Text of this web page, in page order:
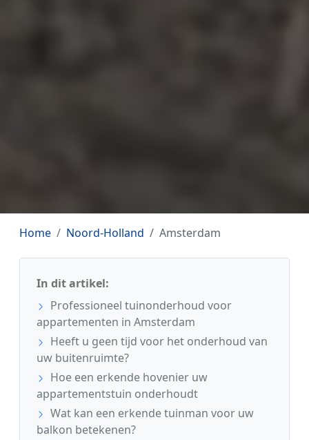
Home Noord-Holland Amsterdam
In dit artikel:
Professioneel tuinonderhoud voor
appartementen in Amsterdam
Heeft u geen tijd voor het onderhoud van
uw buitenruimte?
Hoe een erkende hovenier uw
appartementstuin onderhoudt
Wat kan een erkende tuinman voor uw
balkon betekenen?